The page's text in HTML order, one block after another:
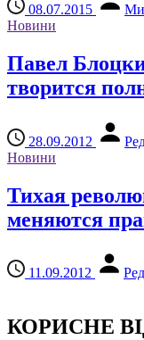
08.07.2015
Новини
Павел
творится
28.09.2012
Новини
Тихая
меняются
11.09.2012
КОРИСНЕ